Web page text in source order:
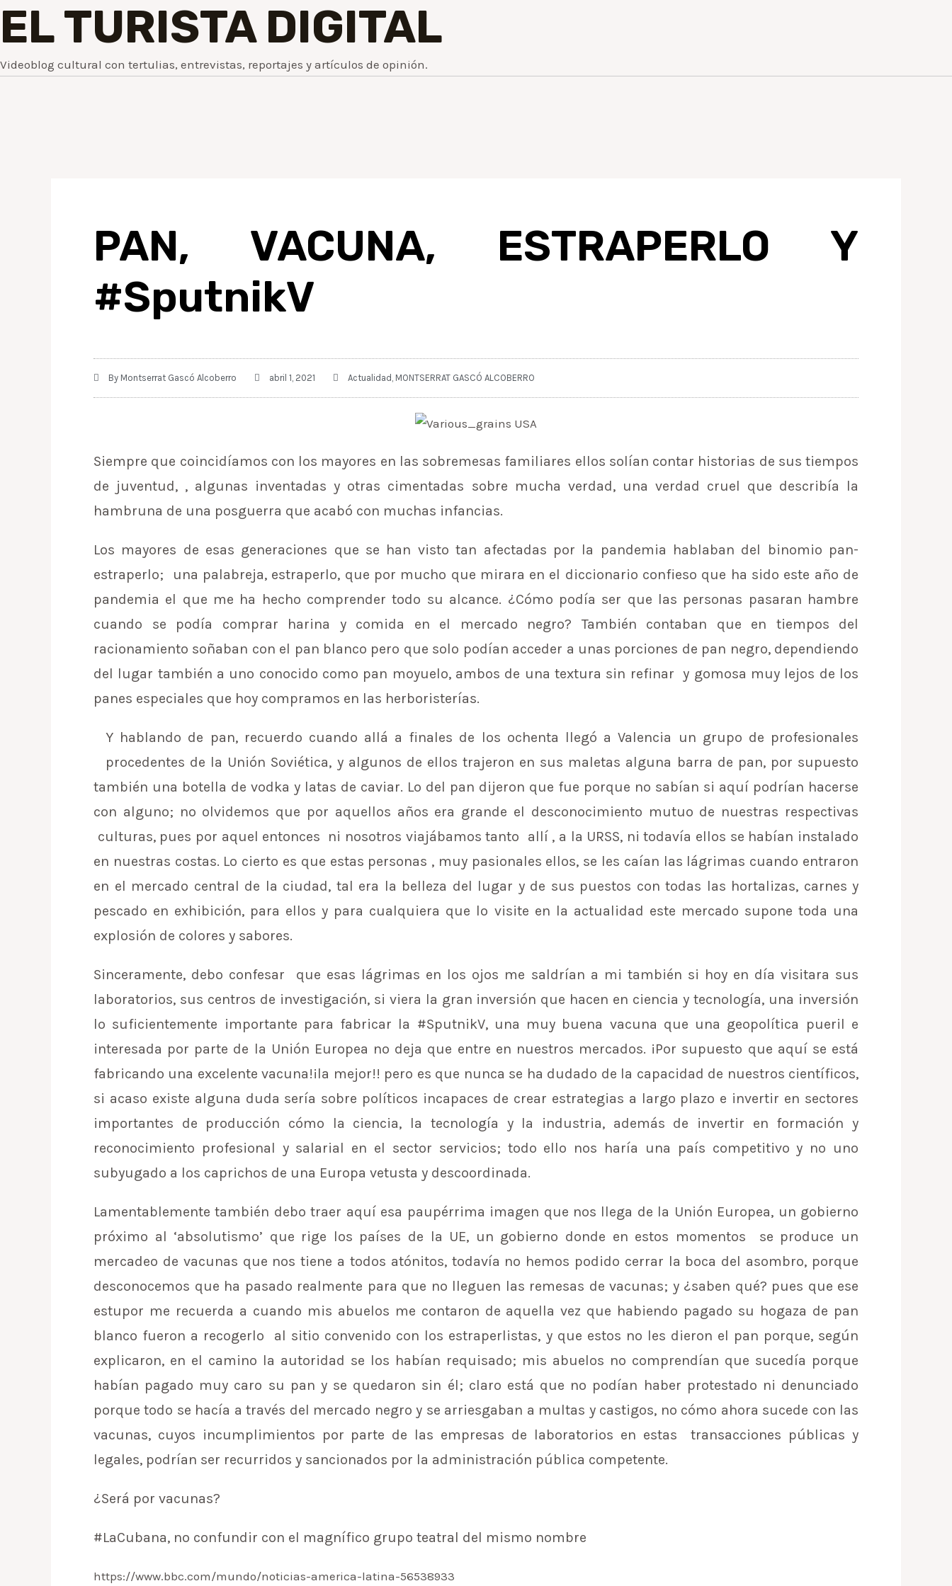
EL TURISTA DIGITAL
Videoblog cultural con tertulias, entrevistas, reportajes y artículos de opinión.
PAN, VACUNA, ESTRAPERLO Y
#SputnikV
By Montserrat Gascó Alcoberro abril 1, 2021 Actualidad MONTSERRAT GASCÓ ALCOBERRO
Siempre que coincidíamos con los mayores en las sobremesas familiares ellos solían contar historias de sus tiempos
de juventud, , algunas inventadas y otras cimentadas sobre mucha verdad, una verdad cruel que describía la
hambruna de una posguerra que acabó con muchas infancias.
Los mayores de esas generaciones que se han visto tan afectadas por la pandemia hablaban del binomio pan-
estraperlo; una palabreja, estraperlo, que por mucho que mirara en el diccionario confieso que ha sido este año de
pandemia el que me ha hecho comprender todo su alcance. ¿Cómo podía ser que las personas pasaran hambre
cuando se podía comprar harina y comida en el mercado negro? También contaban que en tiempos del
racionamiento soñaban con el pan blanco pero que solo podían acceder a unas porciones de pan negro, dependiendo
del lugar también a uno conocido como pan moyuelo, ambos de una textura sin refinar y gomosa muy lejos de los
panes especiales que hoy compramos en las herboristerías.
Y hablando de pan, recuerdo cuando allá a finales de los ochenta llegó a Valencia un grupo de profesionales
procedentes de la Unión Soviética, y algunos de ellos trajeron en sus maletas alguna barra de pan, por supuesto
también una botella de vodka y latas de caviar. Lo del pan dijeron que fue porque no sabían si aquí podrían hacerse
con alguno; no olvidemos que por aquellos años era grande el desconocimiento mutuo de nuestras respectivas
culturas, pues por aquel entonces ni nosotros viajábamos tanto allí , a la URSS, ni todavía ellos se habían instalado
en nuestras costas. Lo cierto es que estas personas , muy pasionales ellos, se les caían las lágrimas cuando entraron
en el mercado central de la ciudad, tal era la belleza del lugar y de sus puestos con todas las hortalizas, carnes y
pescado en exhibición, para ellos y para cualquiera que lo visite en la actualidad este mercado supone toda una
explosión de colores y sabores.
Sinceramente, debo confesar que esas lágrimas en los ojos me saldrían a mi también si hoy en día visitara sus
laboratorios, sus centros de investigación, si viera la gran inversión que hacen en ciencia y tecnología, una inversión
lo suficientemente importante para fabricar la #SputnikV, una muy buena vacuna que una geopolítica pueril e
interesada por parte de la Unión Europea no deja que entre en nuestros mercados. ¡Por supuesto que aquí se está
fabricando una excelente vacuna!¡la mejor!! pero es que nunca se ha dudado de la capacidad de nuestros científicos,
si acaso existe alguna duda sería sobre políticos incapaces de crear estrategias a largo plazo e invertir en sectores
importantes de producción cómo la ciencia, la tecnología y la industria, además de invertir en formación y
reconocimiento profesional y salarial en el sector servicios; todo ello nos haría una país competitivo y no uno
subyugado a los caprichos de una Europa vetusta y descoordinada.
Lamentablemente también debo traer aquí esa paupérrima imagen que nos llega de la Unión Europea, un gobierno
próximo al ‘absolutismo’ que rige los países de la UE, un gobierno donde en estos momentos se produce un
mercadeo de vacunas que nos tiene a todos atónitos, todavía no hemos podido cerrar la boca del asombro, porque
desconocemos que ha pasado realmente para que no lleguen las remesas de vacunas; y ¿saben qué? pues que ese
estupor me recuerda a cuando mis abuelos me contaron de aquella vez que habiendo pagado su hogaza de pan
blanco fueron a recogerlo al sitio convenido con los estraperlistas, y que estos no les dieron el pan porque, según
explicaron, en el camino la autoridad se los habían requisado; mis abuelos no comprendían que sucedía porque
habían pagado muy caro su pan y se quedaron sin él; claro está que no podían haber protestado ni denunciado
porque todo se hacía a través del mercado negro y se arriesgaban a multas y castigos, no cómo ahora sucede con las
vacunas, cuyos incumplimientos por parte de las empresas de laboratorios en estas transacciones públicas y
legales, podrían ser recurridos y sancionados por la administración pública competente.
¿Será por vacunas?
#LaCubana, no confundir con el magnífico grupo teatral del mismo nombre
https://www.bbc.com/mundo/noticias-america-latina-56538933